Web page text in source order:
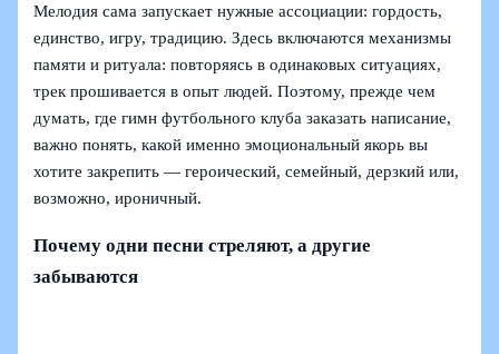
Мелодия сама запускает нужные ассоциации: гордость,
единство, игру, традицию. Здесь включаются механизмы
памяти и ритуала: повторяясь в одинаковых ситуациях,
трек прошивается в опыт людей. Поэтому, прежде чем
думать, где гимн футбольного клуба заказать написание,
важно понять, какой именно эмоциональный якорь вы
хотите закрепить — героический, семейный, дерзкий или,
возможно, ироничный.
Почему одни песни стреляют, а другие
забываются